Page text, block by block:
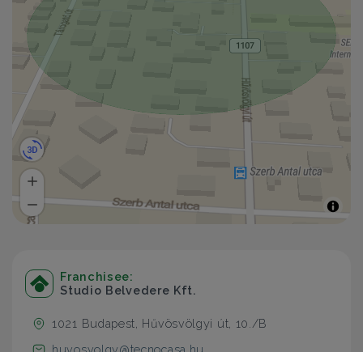
Franchisee:
Studio Belvedere Kft.
1021 Budapest, Hűvösvölgyi út, 10./B